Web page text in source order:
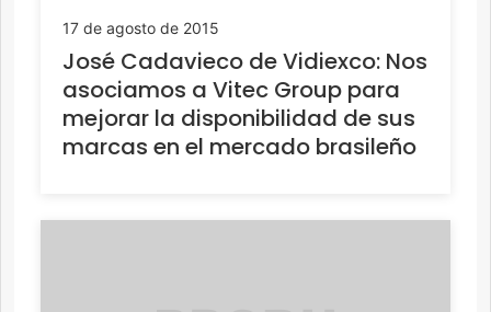
17 de agosto de 2015
José Cadavieco de Vidiexco: Nos
asociamos a Vitec Group para
mejorar la disponibilidad de sus
marcas en el mercado brasileño